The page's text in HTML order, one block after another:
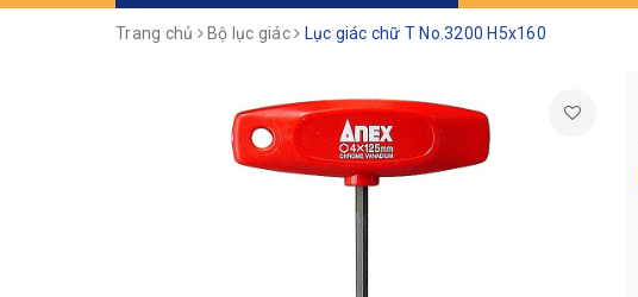
Trang chủ Bộ lục giác Lục giác chữ T No.3200 H5x160